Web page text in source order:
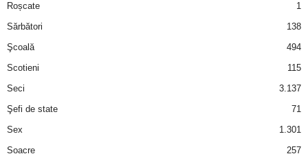
Roșcate
1
Sărbători
138
Şcoală
494
Scotieni
115
Seci
3.137
Şefi de state
71
Sex
1.301
Soacre
257